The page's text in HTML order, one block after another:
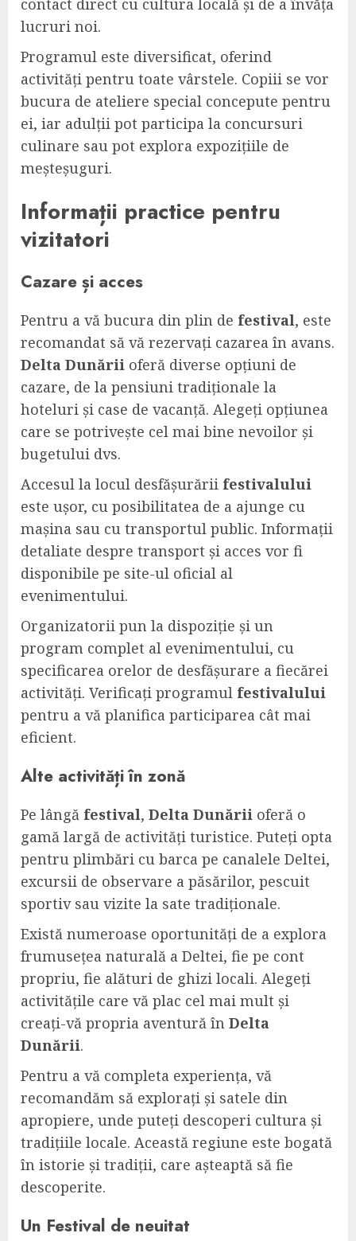
contact direct cu cultura locală și de a învăța
lucruri noi.
Programul este diversificat, oferind
activități pentru toate vârstele. Copiii se vor
bucura de ateliere special concepute pentru
ei, iar adulții pot participa la concursuri
culinare sau pot explora expozițiile de
meșteșuguri.
Informații practice pentru
vizitatori
Cazare și acces
Pentru a vă bucura din plin de festival, este
recomandat să vă rezervați cazarea în avans.
Delta Dunării oferă diverse opțiuni de
cazare, de la pensiuni tradiționale la
hoteluri și case de vacanță. Alegeți opțiunea
care se potrivește cel mai bine nevoilor și
bugetului dvs.
Accesul la locul desfășurării festivalului
este ușor, cu posibilitatea de a ajunge cu
mașina sau cu transportul public. Informații
detaliate despre transport și acces vor fi
disponibile pe site-ul oficial al
evenimentului.
Organizatorii pun la dispoziție și un
program complet al evenimentului, cu
specificarea orelor de desfășurare a fiecărei
activități. Verificați programul festivalului
pentru a vă planifica participarea cât mai
eficient.
Alte activități în zonă
Pe lângă festival, Delta Dunării oferă o
gamă largă de activități turistice. Puteți opta
pentru plimbări cu barca pe canalele Deltei,
excursii de observare a păsărilor, pescuit
sportiv sau vizite la sate tradiționale.
Există numeroase oportunități de a explora
frumusețea naturală a Deltei, fie pe cont
propriu, fie alături de ghizi locali. Alegeți
activitățile care vă plac cel mai mult și
creați-vă propria aventură în Delta
Dunării.
Pentru a vă completa experiența, vă
recomandăm să explorați și satele din
apropiere, unde puteți descoperi cultura și
tradițiile locale. Această regiune este bogată
în istorie și tradiții, care așteaptă să fie
descoperite.
Un Festival de neuitat